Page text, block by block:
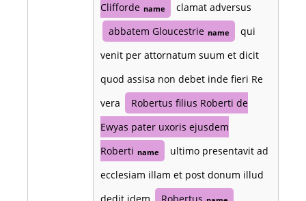
Clifforde name
clamat adversus
abbatem Gloucestrie name
qui
venit per attornatum suum et dicit
quod assisa non debet inde fieri Re
vera
Robertus filius Roberti de
Ewyas pater uxoris ejusdem
Roberti name
ultimo presentavit ad
ecclesiam illam et post donum illud